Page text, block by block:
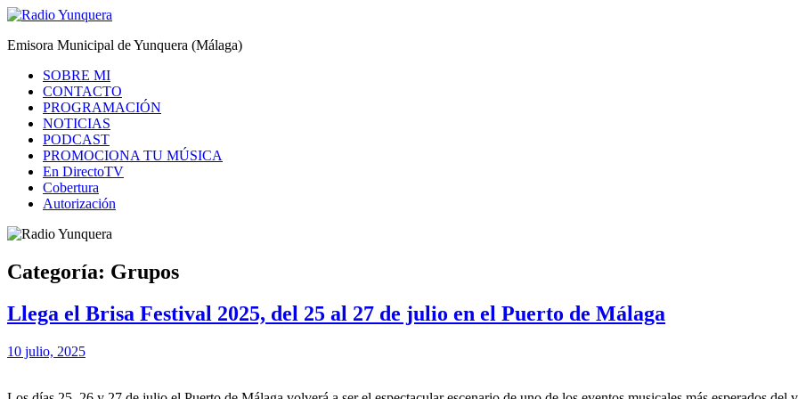
Saltar
contenido
Radio Yunquera
Emisora Municipal de Yunquera (Málaga)
SOBRE MI
CONTACTO
PROGRAMACIÓN
NOTICIAS
PODCAST
PROMOCIONA TU MÚSICA
En DirectoTV
Cobertura
Autorización
Categoría: Grupos
Llega el Brisa Festival 2025, del 25 al 27 de julio en el Puerto de Málaga
10 julio, 2025